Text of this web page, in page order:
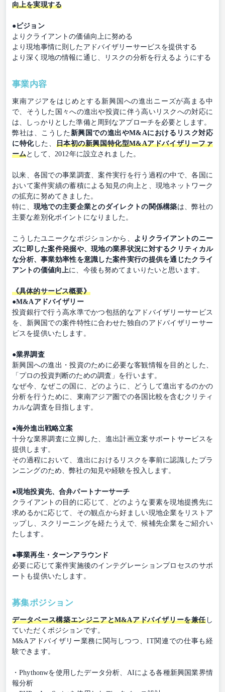
向上を実現する
●ビジョン
よりクライアントの価値向上に努める
より現地事情に則したアドバイザリーサービスを提供する
より深く現地の情報に通じ、リスクの分析を行えるようにする
事業内容
東南アジアをはじめとする新興国への進出ニーズが高まる中
で、そうした国々への進出や投資に伴う高いリスクへの対応に
は、しっかりとした準備と周到なアプローチを必要とします。
弊社は、こうした 新興国での進出やM&Aにおけるリスク対応
に特化した、 日本初の新興国特化型M&Aアドバイザリーファ
ームとして、2012年に設立されました。
以来、各国での事業調査、案件実行を行う過程の中で、各国に
おいて案件実績の蓄積による知見の向上と、現地ネットワーク
の拡充に努めてきました。
特に、 現地での主要企業とのダイレクトの関係構築は、弊社の
主要な差別化ポイントになりました。
こうしたユニークなポジションから、
よりクライアントのニー
ズに即した案件発掘や、現地の業界状況に対するクリティカル
な分析、事業効率性を意識した案件実行の提供を通じたクライ
アントの価値向上に、今後も努めてまいりたいと思います。
《具体的サービス概要》
●M&Aアドバイザリー
投資銀行で行う高水準でかつ包括的なアドバイザリーサービス
を、新興国での案件特性に合わせた独自のアドバイザリーサー
ビスを提供いたします。
●業界調査
新興国への進出・投資のために必要な客観情報を目的とした、
「プロの投資判断のための調査」を行います。
なぜ今、なぜこの国に、どのように、どうして進出するのかの
分析を行うために、東南アジア圏での各国比較を含むクリティ
カルな調査を目指します。
●海外進出戦略立案
十分な業界調査に立脚した、進出計画立案サポートサービスを
提供します。
その過程において、進出におけるリスクを事前に認識したプラ
ンニングのため、弊社の知見や経験を投入します。
●現地投資先、合弁パートナーサーチ
クライアントの目的に応じて、どのような要素を現地提携先に
求めるかに応じて、その観点から好ましい現地企業をリストア
ップし、スクリーニングを経たうえで、候補先企業をご紹介い
たします。
●事業再生・ターンアラウンド
必要に応じて案件実施後のインテグレーションプロセスのサポ
ートも提供いたします。
募集ポジション
データベース構築エンジニアとM&Aアドバイザリーを兼任し
ていただくポジションです。
M&Aアドバイザリー業務に関与しつつ、IT関連での仕事も経
験できます。
・Phythonwを使用したデータ分析、AIによる各種新興国業界情
報分析